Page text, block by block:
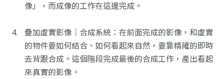
像」，而成像的工作在這邊完成。
疊加虛實影像｜合成系統：在前面完成的影像，和虛實
的物件要如何結合、如何看起來自然，要靠精確的即時
去背跟合成。這個階段完成最後的合成工作，產出看起
來真實的影像。